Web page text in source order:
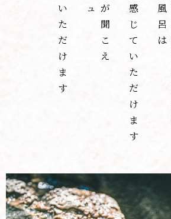
い
た
だ
け
ま
す
ュ が
聞
こ
え
感
じ
て
い
た
だ
け
ま
す
風
呂
は